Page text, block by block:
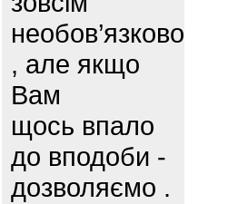
необов’язково
, але якщо
Вам
щось впало
до вподоби -
дозволяємо .